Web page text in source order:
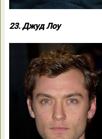
23. Джуд Лоу